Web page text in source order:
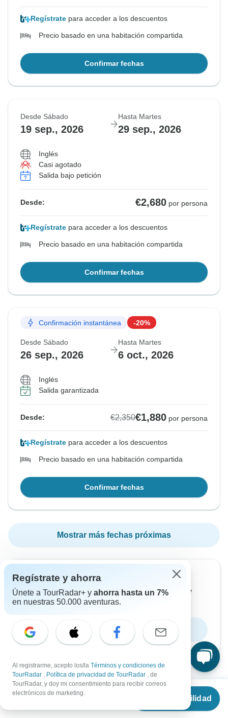
Desde €2,350
Ver disponibilidad
Regístrate para acceder a los descuentos
Precio basado en una habitación compartida
Confirmar fechas
Desde Sábado
19 sep., 2026
Hasta Martes
29 sep., 2026
Inglés
Casi agotado
Salida bajo petición
Desde: €2,680 por persona
Regístrate para acceder a los descuentos
Precio basado en una habitación compartida
Confirmar fechas
Confirmación instantánea -20%
Desde Sábado
26 sep., 2026
Hasta Martes
6 oct., 2026
Inglés
Salida garantizada
Desde: €2,350€1,880 por persona
Regístrate para acceder a los descuentos
Precio basado en una habitación compartida
Confirmar fechas
Mostrar más fechas próximas
¿Quieres leerlo más tarde?
Descárgate el folleto en PDF de este circuito y
empieza a planificarlo sin conexión a Internet
Descargar folleto
Regístrate y ahorra
Únete a TourRadar+ y ahorra hasta un 7%
en nuestras 50.000 aventuras.
Al registrarme, acepto los/la Términos y condiciones de
TourRadar , Política de privacidad de TourRadar , de
TourRadar, y doy mi consentimiento para recibir correos
electrónicos de marketing.